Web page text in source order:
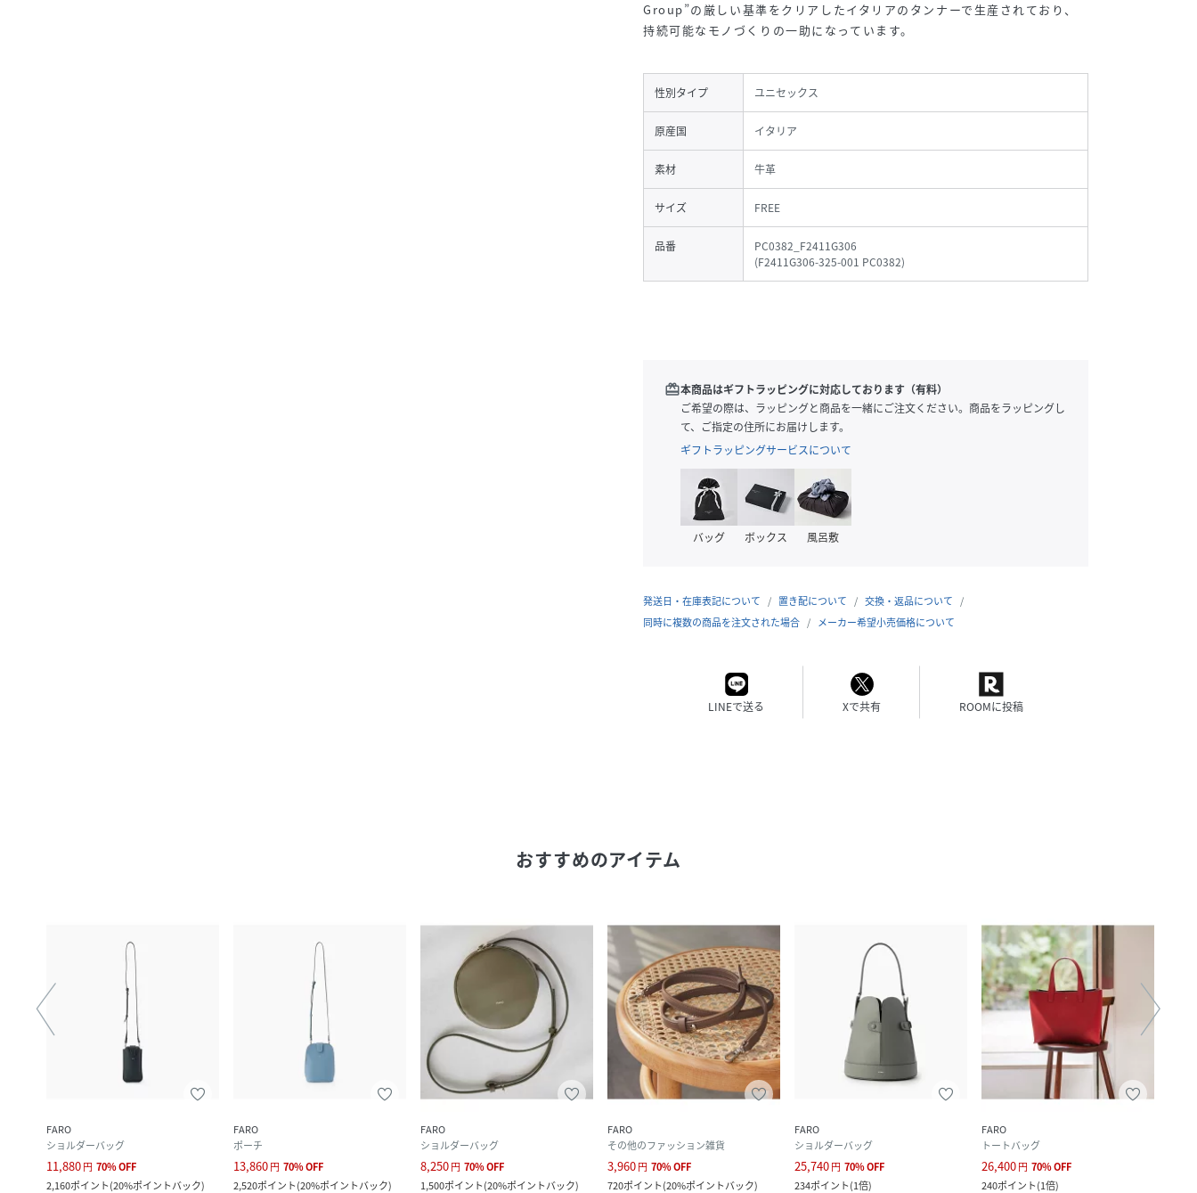
Group”の厳しい基準をクリアしたイタリアのタンナーで生産されており、
持続可能なモノづくりの一助になっています。
性別タイプ ユニセックス
原産国 イタリア
素材 牛革
サイズ FREE
品番
PC0382_F2411G306
(F2411G306-325-001 PC0382)
redeem本商品はギフトラッピングに対応しております（有料）
ご希望の際は、ラッピングと商品を一緒にご注文ください。商品をラッピングし
て、ご指定の住所にお届けします。
ギフトラッピングサービスについて
バッグ ボックス 風呂敷
発送日・在庫表記について 置き配について
交換・返品について
同時に複数の商品を注文された場合
メーカー希望小売価格について
LINEで送る Xで共有 ROOMに投稿
おすすめのアイテム
FARO
ショルダーバッグ
11,880円 70%OFF
2,160ポイント(20%ポイントバック)
FARO
ポーチ
13,860円 70%OFF
2,520ポイント(20%ポイントバック)
FARO
ショルダーバッグ
8,250円 70%OFF
1,500ポイント(20%ポイントバック)
FARO
その他のファッション雑貨
3,960円 70%OFF
720ポイント(20%ポイントバック)
FARO
ショルダーバッグ
25,740円 70%OFF
234ポイント(1倍)
FARO
トートバッグ
26,400円 70%OFF
240ポイント(1倍)